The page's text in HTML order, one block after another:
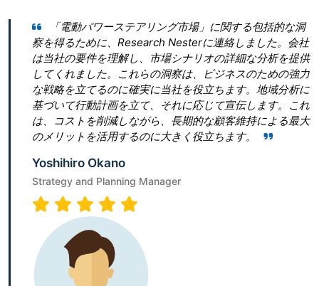
「電動パワーステアリング市場」に関する包括的な洞
得るために、Research Nesterに連絡しました。会社
社の要件を理解し、市場シナリオの詳細な分析を提供
くれました。これらの洞察は、ビジネスのための強力
略を立てるのに確実に当社を役立ちます。地域分析に
いて行動計画を立て、それに応じて宣伝します。これ
コストを削減しながら、長期的な顧客維持による最大
リットを活用するのに大きく役立ちます。
Okano
and Planning Manager
とって
ん。 私
ぎたい
青写真
は、従
ビゲー